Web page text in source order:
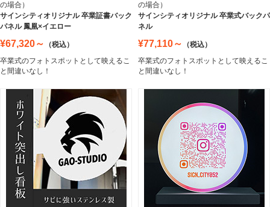
ステンレス切文字
Stainless Sign
エッチングプレート
郵便ポスト
Post
Nameplate
の場合）
サインシティオリジナル 卒業証書バック
パネル 鳳凰×イエロー
¥67,320～
（税込）
卒業式のフォトスポットとして映えるこ
と間違いなし！
の場合）
サインシティオリジナル 卒業式バックパ
ネル
¥77,110～
（税込）
卒業式のフォトスポットとして映えるこ
と間違いなし！